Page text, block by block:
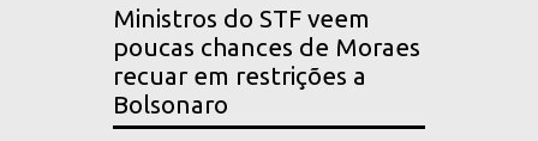
Ministros do STF veem
poucas chances de Moraes
recuar em restrições a
Bolsonaro